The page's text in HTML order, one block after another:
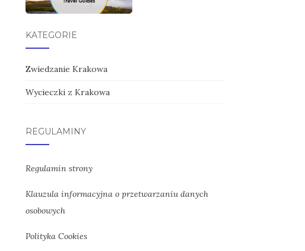
KATEGORIE
Zwiedzanie Krakowa
Wycieczki z Krakowa
REGULAMINY
Regulamin strony
Klauzula informacyjna o przetwarzaniu danych
osobowych
Polityka Cookies